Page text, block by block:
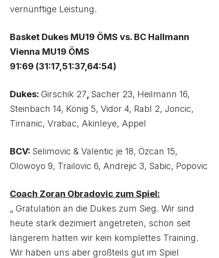
vernünftige Leistung.
Basket Dukes MU19 ÖMS vs. BC Hallmann
Vienna MU19 ÖMS
91:69 (31:17,51:37,64:54)
Dukes: Girschik 27 Sacher 23, Heilmann 16,
Steinbach 14, König 5, Vidor 4, Rabl 2, Joncic,
Tirnanic, Vrabac, Akinleye, Appel
BCV: Selimovic & Valentic je 18, Özcan 15,
Olowoyo 9, Trailovic 6, Andrejic 3, Sabic, Popovic
Coach Zoran Obradovic zum Spiel:
„ Gratulation an die Dukes zum Sieg. Wir sind
heute stark dezimiert angetreten, schon seit
längerem hatten wir kein komplettes Training.
Wir haben uns aber großteils gut im Spiel